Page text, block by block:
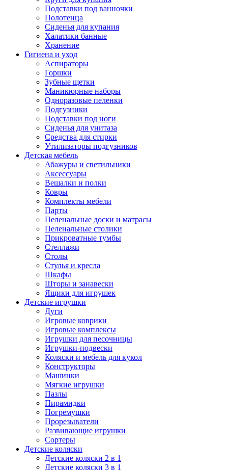
Подставки под ванночки
Полотенца
Сиденья для купания
Халатики банные
Хранение
Гигиена и уход
Аспираторы
Горшки
Зубные щетки
Маникюрные наборы
Одноразовые пеленки
Подгузники
Подставки под ноги
Сиденья для унитаза
Средства для стирки
Утилизаторы подгузников
Детская мебель
Абажуры и светильники
Аксессуары
Вешалки и полки
Ковры
Комплекты мебели
Парты
Пеленальные доски и матрасы
Пеленальные столики
Прикроватные тумбы
Стеллажи
Столы
Стулья и кресла
Шкафы
Шторы и занавески
Ящики для игрушек
Детские игрушки
Дуги
Игровые коврики
Игровые комплексы
Игрушки для песочницы
Игрушки-подвески
Коляски и мебель для кукол
Конструкторы
Машинки
Мягкие игрушки
Пазлы
Пирамидки
Погремушки
Прорезыватели
Развивающие игрушки
Сортеры
Детские коляски
Детские коляски 2 в 1
Детские коляски 3 в 1